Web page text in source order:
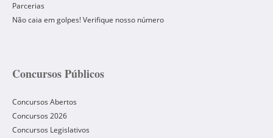
Parcerias
Não caia em golpes! Verifique nosso número
Concursos Públicos
Concursos Abertos
Concursos 2026
Concursos Legislativos